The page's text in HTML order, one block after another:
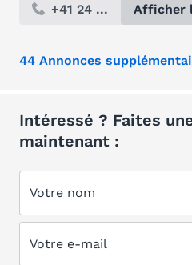
+41 24 ... Afficher
44 Annonces
Intéressé ? Faites
maintenant :
Votre nom
Votre e-mail